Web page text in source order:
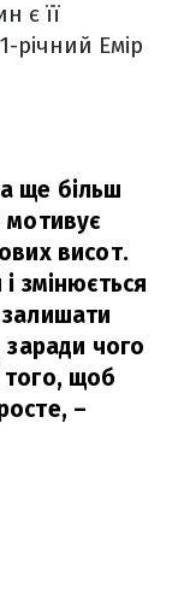
є її
річний Емір
ще більш
мотивує
висот.
змінюється
чого
щоб
–